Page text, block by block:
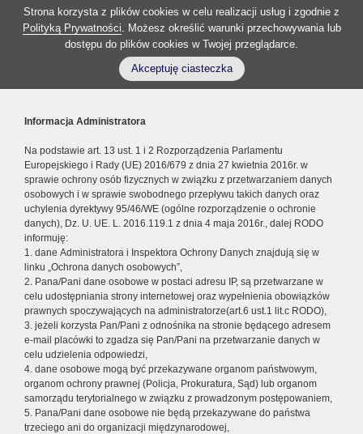
Strona korzysta z plików cookies w celu realizacji usług i zgodnie z
Polityką Prywatności. Możesz określić warunki przechowywania lub
dostępu do plików cookies w Twojej przeglądarce.
Akceptuję ciasteczka
Informacja Administratora
Na podstawie art. 13 ust. 1 i 2 Rozporządzenia Parlamentu
Europejskiego i Rady (UE) 2016/679 z dnia 27 kwietnia 2016r. w
sprawie ochrony osób fizycznych w związku z przetwarzaniem danych
osobowych i w sprawie swobodnego przepływu takich danych oraz
uchylenia dyrektywy 95/46/WE (ogólne rozporządzenie o ochronie
danych), Dz. U. UE. L. 2016.119.1 z dnia 4 maja 2016r., dalej RODO
informuję:
1. dane Administratora i Inspektora Ochrony Danych znajdują się w
linku „Ochrona danych osobowych”,
2. Pana/Pani dane osobowe w postaci adresu IP, są przetwarzane w
celu udostępniania strony internetowej oraz wypełnienia obowiązków
prawnych spoczywających na administratorze(art.6 ust.1 lit.c RODO),
3. jeżeli korzysta Pan/Pani z odnośnika na stronie będącego adresem
e-mail placówki to zgadza się Pan/Pani na przetwarzanie danych w
celu udzielenia odpowiedzi,
4. dane osobowe mogą być przekazywane organom państwowym,
organom ochrony prawnej (Policja, Prokuratura, Sąd) lub organom
samorządu terytorialnego w związku z prowadzonym postępowaniem,
5. Pana/Pani dane osobowe nie będą przekazywane do państwa
trzeciego ani do organizacji międzynarodowej,